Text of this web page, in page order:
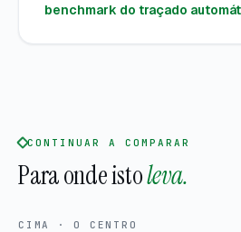
benchmark do traçado
CONTINUAR A COMPARAR
Para onde istoleva.
CIMA · O CENTRO